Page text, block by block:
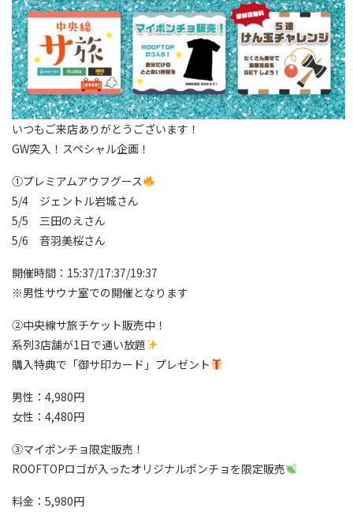
いつもご来店ありがとうございます！
GW突入！スペシャル企画！
①プレミアムアウフグース
5/4 ジェントル岩城さん
5/5 三田のえさん
5/6 音羽美桜さん
開催時間：15:37/17:37/19:37
※男性サウナ室での開催となります
②中央線サ旅チケット販売中！
系列3店舗が1日で通い放題
購入特典で「御サ印カード」プレゼント
男性：4,980円
女性：4,480円
③マイポンチョ限定販売！
ROOFTOPロゴが入ったオリジナルポンチョを限定販売
料金：5,980円